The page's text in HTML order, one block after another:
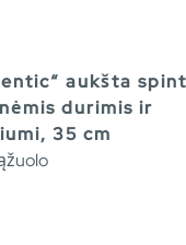
aukšta
durimis ir
35 cm